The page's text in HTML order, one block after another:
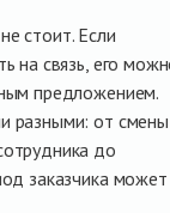
стоит. Если
на связь, его
предложением.
разными: от
до
заказчика может